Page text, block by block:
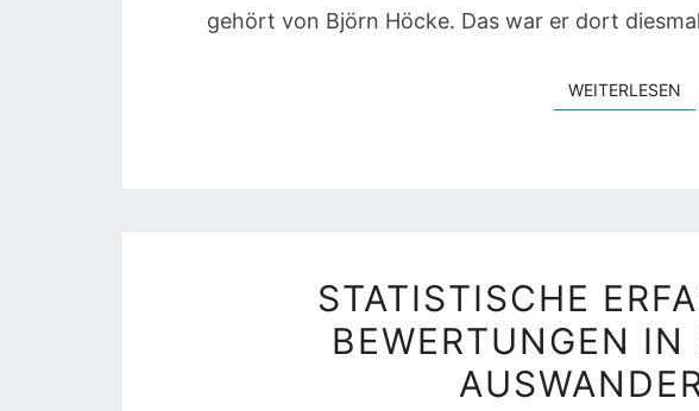
gehört von Björn Höcke. Das war er dort
WEITERLESEN
UND
STATISTISCHE
BEWERTUNGEN IN